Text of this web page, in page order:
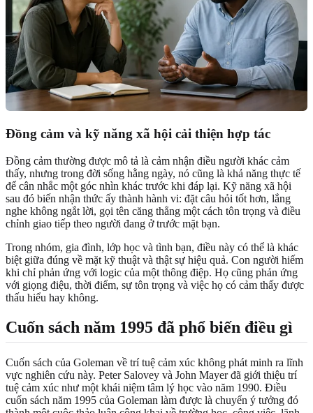
Đồng cảm và kỹ năng xã hội cải thiện hợp tác
Đồng cảm thường được mô tả là cảm nhận điều người khác cảm
thấy, nhưng trong đời sống hằng ngày, nó cũng là khả năng thực tế
để cân nhắc một góc nhìn khác trước khi đáp lại. Kỹ năng xã hội
sau đó biến nhận thức ấy thành hành vi: đặt câu hỏi tốt hơn, lắng
nghe không ngắt lời, gọi tên căng thẳng một cách tôn trọng và điều
chỉnh giao tiếp theo người đang ở trước mặt bạn.
Trong nhóm, gia đình, lớp học và tình bạn, điều này có thể là khác
biệt giữa đúng về mặt kỹ thuật và thật sự hiệu quả. Con người hiếm
khi chỉ phản ứng với logic của một thông điệp. Họ cũng phản ứng
với giọng điệu, thời điểm, sự tôn trọng và việc họ có cảm thấy được
thấu hiểu hay không.
Cuốn sách năm 1995 đã phổ biến điều gì
Cuốn sách của Goleman về trí tuệ cảm xúc không phát minh ra lĩnh
vực nghiên cứu này. Peter Salovey và John Mayer đã giới thiệu trí
tuệ cảm xúc như một khái niệm tâm lý học vào năm 1990. Điều
cuốn sách năm 1995 của Goleman làm được là chuyển ý tưởng đó